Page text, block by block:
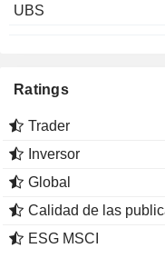
UBS
Ratings
Trader
Inversor
Global
Calidad de las
ESG MSCI